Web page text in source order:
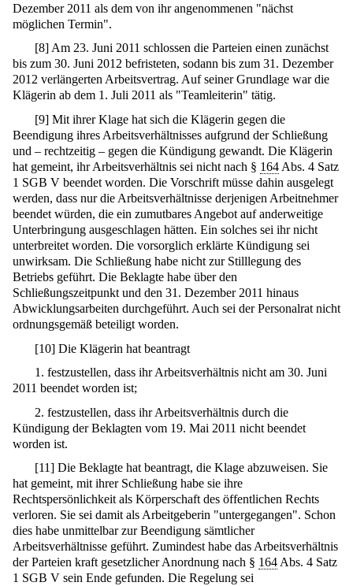
Dezember 2011 als dem von ihr angenommenen "nächst
möglichen Termin".
[8] Am 23. Juni 2011 schlossen die Parteien einen zunächst
bis zum 30. Juni 2012 befristeten, sodann bis zum 31. Dezember
2012 verlängerten Arbeitsvertrag. Auf seiner Grundlage war die
Klägerin ab dem 1. Juli 2011 als "Teamleiterin" tätig.
[9] Mit ihrer Klage hat sich die Klägerin gegen die
Beendigung ihres Arbeitsverhältnisses aufgrund der Schließung
und – rechtzeitig – gegen die Kündigung gewandt. Die Klägerin
hat gemeint, ihr Arbeitsverhältnis sei nicht nach § 164 Abs. 4 Satz
1 SGB V beendet worden. Die Vorschrift müsse dahin ausgelegt
werden, dass nur die Arbeitsverhältnisse derjenigen Arbeitnehmer
beendet würden, die ein zumutbares Angebot auf anderweitige
Unterbringung ausgeschlagen hätten. Ein solches sei ihr nicht
unterbreitet worden. Die vorsorglich erklärte Kündigung sei
unwirksam. Die Schließung habe nicht zur Stilllegung des
Betriebs geführt. Die Beklagte habe über den
Schließungszeitpunkt und den 31. Dezember 2011 hinaus
Abwicklungsarbeiten durchgeführt. Auch sei der Personalrat nicht
ordnungsgemäß beteiligt worden.
[10] Die Klägerin hat beantragt
1. festzustellen, dass ihr Arbeitsverhältnis nicht am 30. Juni
2011 beendet worden ist;
2. festzustellen, dass ihr Arbeitsverhältnis durch die
Kündigung der Beklagten vom 19. Mai 2011 nicht beendet
worden ist.
[11] Die Beklagte hat beantragt, die Klage abzuweisen. Sie
hat gemeint, mit ihrer Schließung habe sie ihre
Rechtspersönlichkeit als Körperschaft des öffentlichen Rechts
verloren. Sie sei damit als Arbeitgeberin "untergegangen". Schon
dies habe unmittelbar zur Beendigung sämtlicher
Arbeitsverhältnisse geführt. Zumindest habe das Arbeitsverhältnis
der Parteien kraft gesetzlicher Anordnung nach § 164 Abs. 4 Satz
1 SGB V sein Ende gefunden. Die Regelung sei